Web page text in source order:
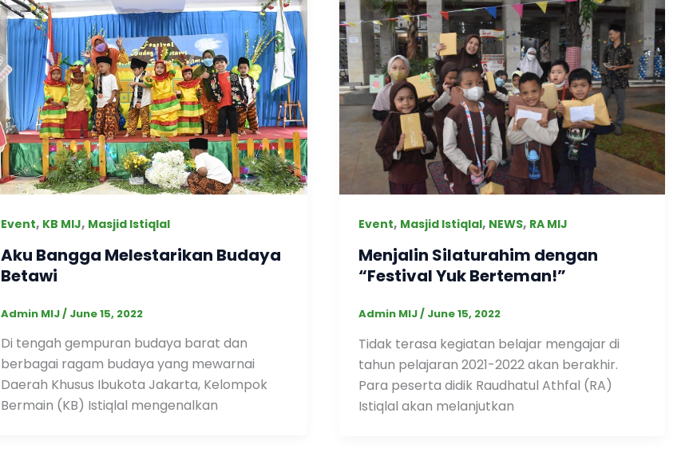
Event, KB MIJ, Masjid Istiqlal
Aku Bangga Melestarikan Budaya
Betawi
Admin MIJ/ June 15, 2022
Di tengah gempuran budaya barat dan
berbagai ragam budaya yang mewarnai
Daerah Khusus Ibukota Jakarta, Kelompok
Bermain (KB) Istiqlal mengenalkan
Event, Masjid Istiqlal, NEWS, RA MIJ
Menjalin Silaturahim dengan
“Festival Yuk Berteman!”
Admin MIJ/ June 15, 2022
Tidak terasa kegiatan belajar mengajar di
tahun pelajaran 2021-2022 akan berakhir.
Para peserta didik Raudhatul Athfal (RA)
Istiqlal akan melanjutkan